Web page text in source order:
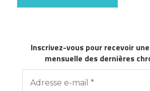
Inscrivez-vous pour recevoir
mensuelle des dernières